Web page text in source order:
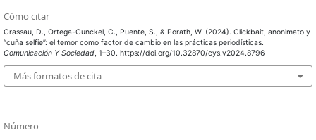
Cómo citar
Grassau, D., Ortega-Gunckel, C., Puente, S., & Porath, W. (2024). Clickbait, anonimato y
“cuña selfie”: el temor como factor de cambio en las prácticas periodísticas.
Comunicación Y Sociedad, 1–30. https://doi.org/10.32870/cys.v2024.8796
Más formatos de cita
Número